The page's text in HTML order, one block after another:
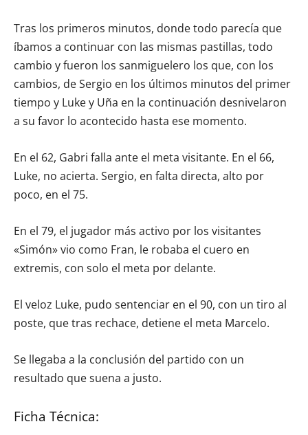
Tras los primeros minutos, donde todo parecía que
íbamos a continuar con las mismas pastillas, todo
cambio y fueron los sanmiguelero los que, con los
cambios, de Sergio en los últimos minutos del primer
tiempo y Luke y Uña en la continuación desnivelaron
a su favor lo acontecido hasta ese momento.
En el 62, Gabri falla ante el meta visitante. En el 66,
Luke, no acierta. Sergio, en falta directa, alto por
poco, en el 75.
En el 79, el jugador más activo por los visitantes
«Simón» vio como Fran, le robaba el cuero en
extremis, con solo el meta por delante.
El veloz Luke, pudo sentenciar en el 90, con un tiro al
poste, que tras rechace, detiene el meta Marcelo.
Se llegaba a la conclusión del partido con un
resultado que suena a justo.
Ficha Técnica: